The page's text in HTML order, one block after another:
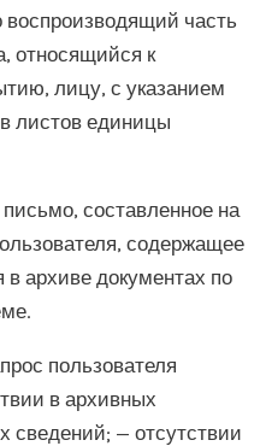
воспроизводящий часть
относящийся к
лицу, с указанием
листов единицы
составленное на
содержащее
архиве документах по
пользователя
в архивных
сведений; — отсутствии